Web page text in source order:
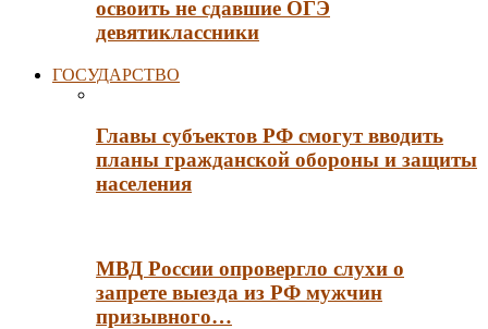
освоить не сдавшие ОГЭ
девятиклассники
ГОСУДАРСТВО
Главы субъектов РФ смогут вводить
планы гражданской обороны и защиты
населения
МВД России опровергло слухи о
запрете выезда из РФ мужчин
призывного…